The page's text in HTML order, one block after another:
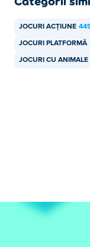
JOCURI ACȚIUNE
JOCURI PLATFORMĂ
JOCURI CU ANIMALE